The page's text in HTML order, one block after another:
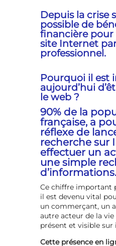
Depuis la crise
possible de
financière pour
site Internet
professionnel.
Pourquoi il est
aujourd’hui
le web ?
90% de la
française, a
réflexe de
recherche sur
effectuer un
une simple
d’informations.
Ce chiffre important
il est devenu vital
un commerçant, un
autre acteur de la
présent et visible sur
Cette présence en